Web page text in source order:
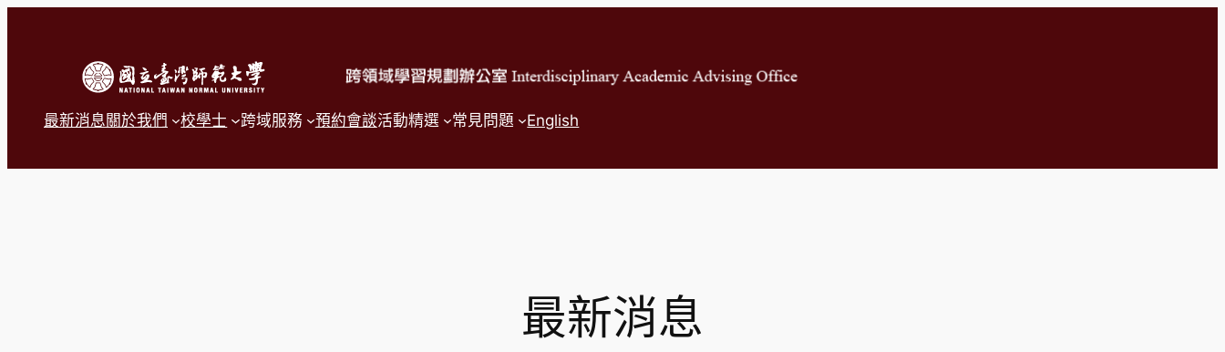
最新消息關於我們 校學士 跨域服務 預約會談活動精選 常見問題 English
最新消息